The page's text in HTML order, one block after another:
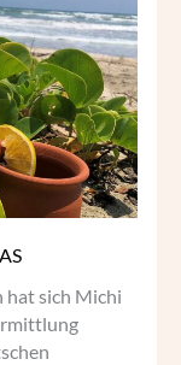
hat sich Michi